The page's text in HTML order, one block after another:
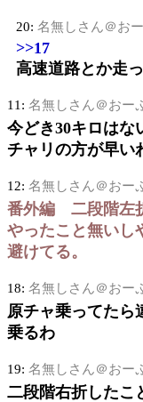
20: 名無しさん＠お
>>17
高速道路とか走
11: 名無しさん＠おー
今どき30キロはな
チャリの方が早い
12: 名無しさん＠おー
番外編 二段階左
やったこと無いし
避けてる。
18: 名無しさん＠おー
原チャ乗ってたら
乗るわ
19: 名無しさん＠おー
二段階右折したこ